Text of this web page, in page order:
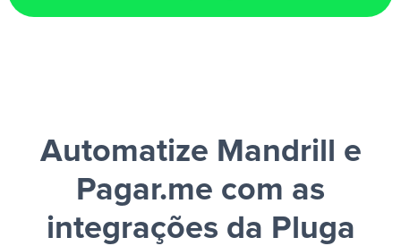
Automatize Mandrill e
Pagar.me com as
integrações da Pluga